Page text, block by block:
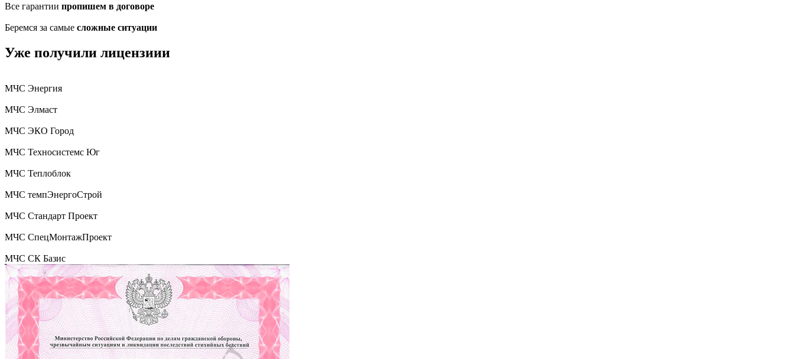
Все гарантии пропишем в договоре
Беремся за самые сложные ситуации
Уже получили лицензиии
МЧС Энергия
МЧС Элмаст
МЧС ЭКО Город
МЧС Техносистемс Юг
МЧС Теплоблок
МЧС темпЭнергоСтрой
МЧС Стандарт Проект
МЧС СпецМонтажПроект
МЧС СК Базис